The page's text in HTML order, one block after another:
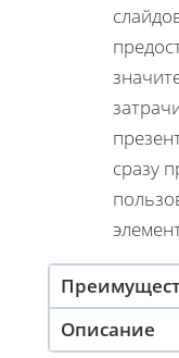
сразу
Описание